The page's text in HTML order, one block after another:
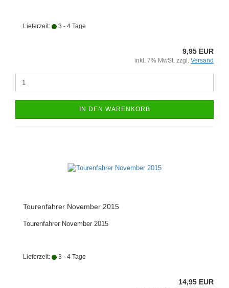
Lieferzeit: 3 - 4 Tage
9,95 EUR
inkl. 7% MwSt. zzgl. Versand
IN DEN WARENKORB
Tourenfahrer November 2015
Tourenfahrer November 2015
Lieferzeit: 3 - 4 Tage
14,95 EUR